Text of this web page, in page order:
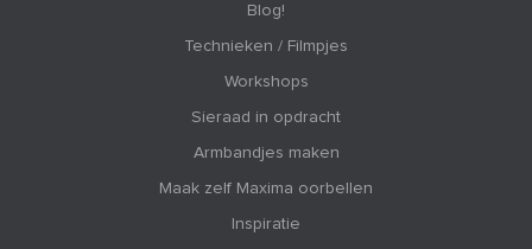
Blog!
Technieken / Filmpjes
Workshops
Sieraad in opdracht
Armbandjes maken
Maak zelf Maxima oorbellen
Inspiratie